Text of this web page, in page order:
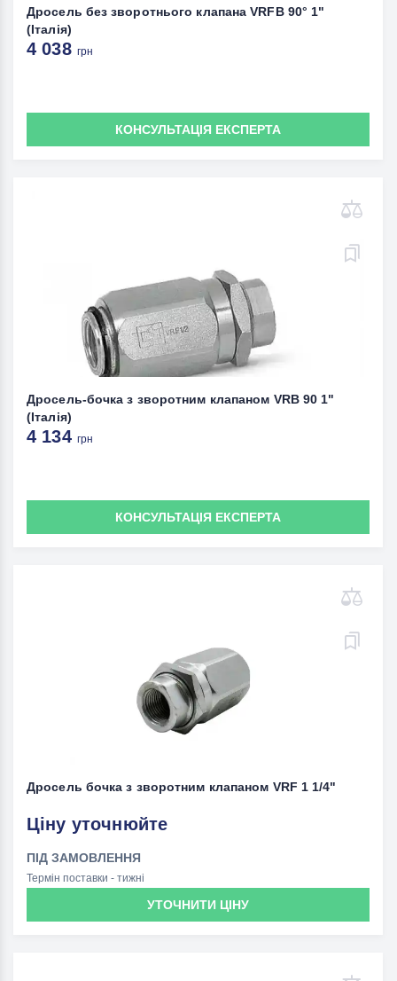
Дросель без зворотнього клапана VRFB 90° 1"
(Італія)
4 038 грн
КОНСУЛЬТАЦІЯ ЕКСПЕРТА
Дросель-бочка з зворотним клапаном VRB 90 1"
(Італія)
4 134 грн
КОНСУЛЬТАЦІЯ ЕКСПЕРТА
Дросель бочка з зворотним клапаном VRF 1 1/4"
Ціну уточнюйте
ПІД ЗАМОВЛЕННЯ
Термін поставки - тижні
УТОЧНИТИ ЦІНУ